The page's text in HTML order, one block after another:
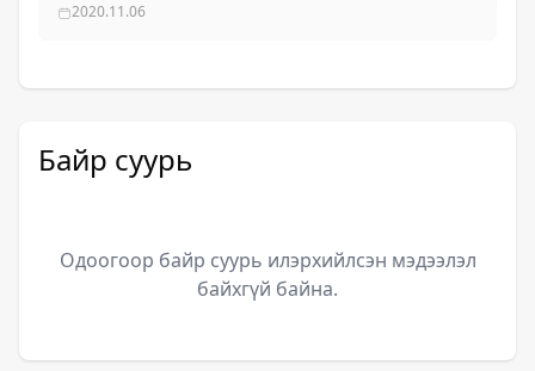
2020.11.06
Байр суурь
Одоогоор байр суурь илэрхийлсэн мэдээлэл
байхгүй байна.